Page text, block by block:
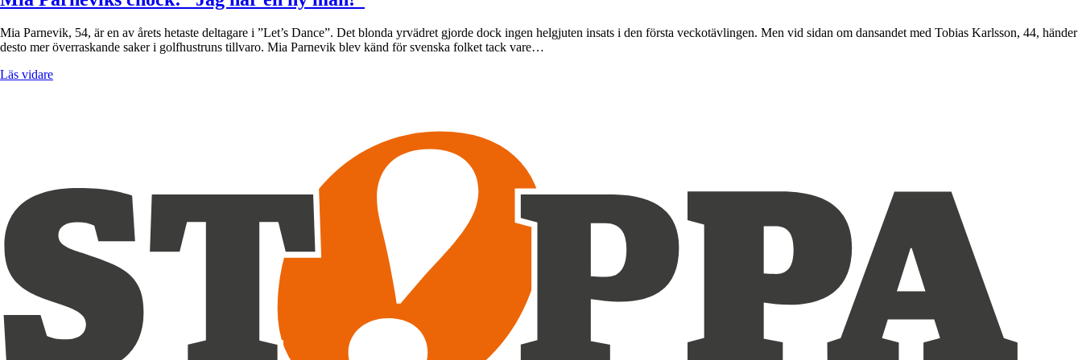
Mia Parnevik, 54, är en av årets hetaste deltagare i ”Let’s Dance”. Det blonda yrvädret gjorde dock ingen helgjuten insats i den första veckotävlingen. Men vid sidan om dansandet med Tobias Karlsson, 44, händer
desto mer överraskande saker i golfhustruns tillvaro. Mia Parnevik blev känd för svenska folket tack vare…
Läs vidare